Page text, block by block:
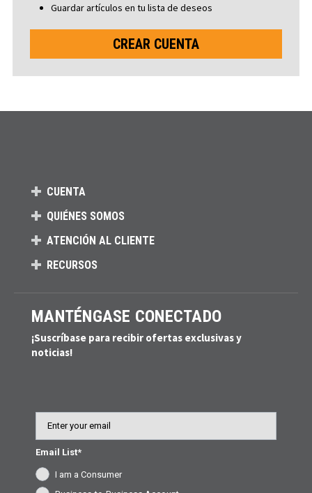
Guardar artículos en tu lista de deseos
CREAR CUENTA
CUENTA
QUIÉNES SOMOS
ATENCIÓN AL CLIENTE
RECURSOS
MANTÉNGASE CONECTADO
¡Suscríbase para recibir ofertas exclusivas y
noticias!
Email List*
I am a Consumer